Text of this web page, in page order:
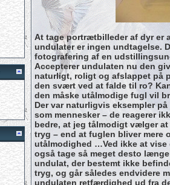
At tage portrætbilleder af dyr er
undulater er ingen undtagelse.
fotografering af en
Accepterer undulaten nu den
naturligt, roligt og afslappet på
den svært ved at falde til ro?
den måske utålmodige fugl vil
Der var naturligvis eksempler
som mennesker – de reagerer
bedre, at jeg tålmodigt vælger
tryg – end at fuglen bliver mere
utålmodighed …Ved ikke at
også tage så meget desto
undulat, der bestemt ikke
tryg, og går således endvidere
undulaten retfærdighed ud fra